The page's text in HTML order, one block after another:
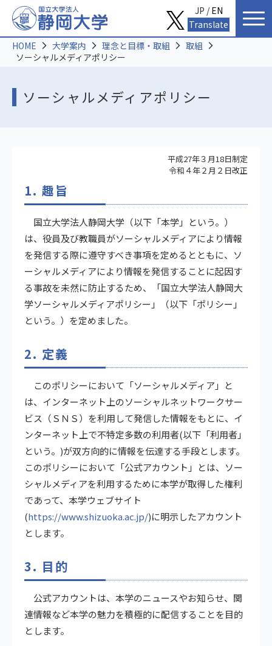
ソーシャルメディアポリシー
HOME 大学案内 理念と目標・取組
取組
ソーシャルメディアポリシー
平成27年３月18日制定
令和４年２月２日改正
1. 趣旨
国立大学法人静岡大学（以下「本学」という。）
は、役員及び教職員がソーシャルメディアにより情報
を発信する際に遵守すべき事項を定めるとともに、ソ
ーシャルメディアにより情報を発信することに起因す
る事故を未然に防止するため、「国立大学法人静岡大
学ソーシャルメディアポリシー」（以下「ポリシー」
という。）を定めました。
2. 定義
このポリシーにおいて「ソーシャルメディア」と
は、インターネット上のソーシャルネットワークサー
ビス（ＳＮＳ）を利用して発信した情報をもとに、イ
ンターネット上で不特定多数の利用者(以下「利用者」
という。)が双方向的に情報を伝達する手段とします。
このポリシーにおいて「公式アカウント」とは、ソー
シャルメディアを利用するために本学が取得した権利
であって、本学ウェブサイト
(https://www.shizuoka.ac.jp/)に明示したアカウント
とします。
3. 目的
公式アカウントは、本学のニュースやお知らせ、関
連情報など本学の魅力を積極的に配信することを目的
とします。
JP /EN
Translate